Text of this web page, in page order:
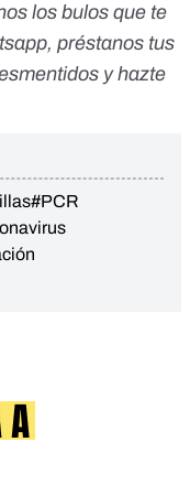
los bulos que te
, préstanos tus
yhazte
#PCR